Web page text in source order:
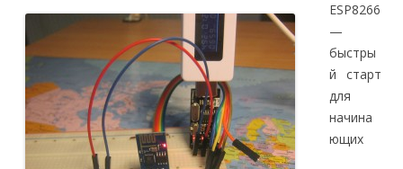
ESP8266
—
быстры
й старт
для
начина
ющих